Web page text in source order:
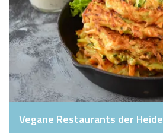
Vegane Restaurants der Heide